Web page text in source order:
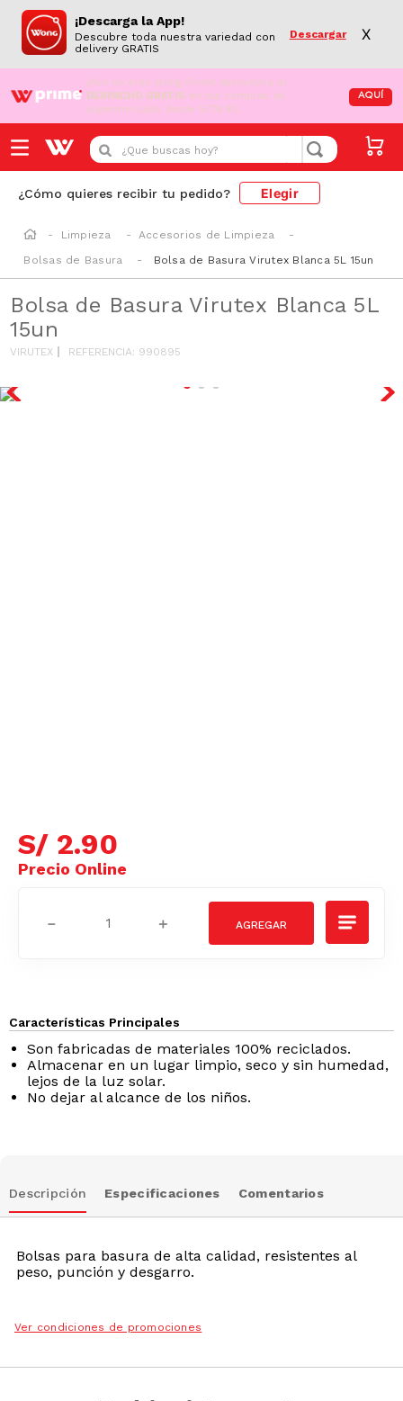
¡Descarga la App!
Descubre toda nuestra variedad con
delivery GRATIS
Descargar X
¡Aún no eres Wong Prime! Aprovecha el
DESPACHO GRATIS en tus compras de
supermercado desde S/79.90
AQUÍ
¿Que buscas hoy?
¿Cómo quieres recibir tu pedido? Elegir
Limpieza
Accesorios de Limpieza
Bolsas de Basura
Bolsa de Basura Virutex Blanca 5L 15un
Bolsa de Basura Virutex Blanca 5L
15un
VIRUTEX REFERENCIA: 990895
S/ 2.90
＋
－
Características Principales
Son fabricadas de materiales 100% reciclados.
Almacenar en un lugar limpio, seco y sin humedad,
lejos de la luz solar.
No dejar al alcance de los niños.
Descripción Especificaciones Comentarios
Bolsas para basura de alta calidad, resistentes al
peso, punción y desgarro.
Ver condiciones de promociones